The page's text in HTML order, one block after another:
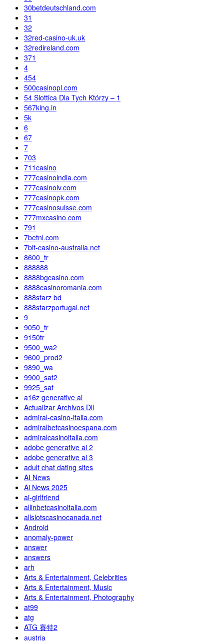
30betdeutschland.com
31
32
32red-casino-uk.uk
32redireland.com
371
4
454
500casinopl.com
54 Slottica Dla Tych Którzy – 1
567king.in
5k
6
67
7
703
711casino
777casinoindia.com
777casinolv.com
777casinopk.com
777casinosuisse.com
777mxcasino.com
791
7betnl.com
7bit-casino-australia.net
8600_tr
888888
8888bgcasino.com
8888casinoromania.com
888starz bd
888starzportugal.net
9
9050_tr
9150tr
9500_wa2
9600_prod2
9890_wa
9900_sat2
9925_sat
a16z generative ai
Actualizar Archivos Dll
admiral-casino-italia.com
admiralbetcasinoespana.com
admiralcasinoitalia.com
adobe generative ai 2
adobe generative ai 3
adult chat dating sites
AI News
Ai News 2025
ai-girlfriend
allinbetcasinoitalia.com
allslotscasinocanada.net
Android
anomaly-power
answer
answers
arh
Arts & Entertainment, Celebrities
Arts & Entertainment, Music
Arts & Entertainment, Photography
at99
atg
ATG 賽特2
austria